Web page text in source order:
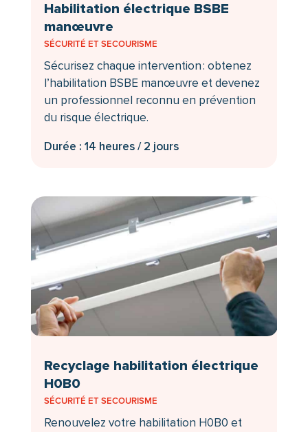
Habilitation électrique BSBE
manœuvre
SÉCURITÉ ET SECOURISME
Sécurisez chaque intervention : obtenez
l’habilitation BSBE manœuvre et devenez
un professionnel reconnu en prévention
du risque électrique.
Durée : 14 heures / 2 jours
Recyclage habilitation électrique
H0B0
SÉCURITÉ ET SECOURISME
Renouvelez votre habilitation H0B0 et